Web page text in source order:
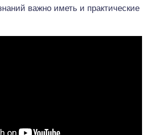
важно иметь и практические